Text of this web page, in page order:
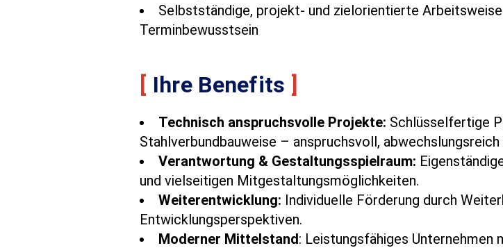
Selbstständige, projekt- und zielorientierte
Terminbewusstsein
[ Ihre Benefits ]
Technisch anspruchsvolle Projekte: Schlüsselfertige
Stahlverbundbauweise – anspruchsvoll, abwechslungsreich
Verantwortung & Gestaltungsspielraum:
und vielseitigen Mitgestaltungsmöglichkeiten.
Weiterentwicklung: Individuelle Förderung durch
Entwicklungsperspektiven.
Moderner Mittelstand: Leistungsfähiges